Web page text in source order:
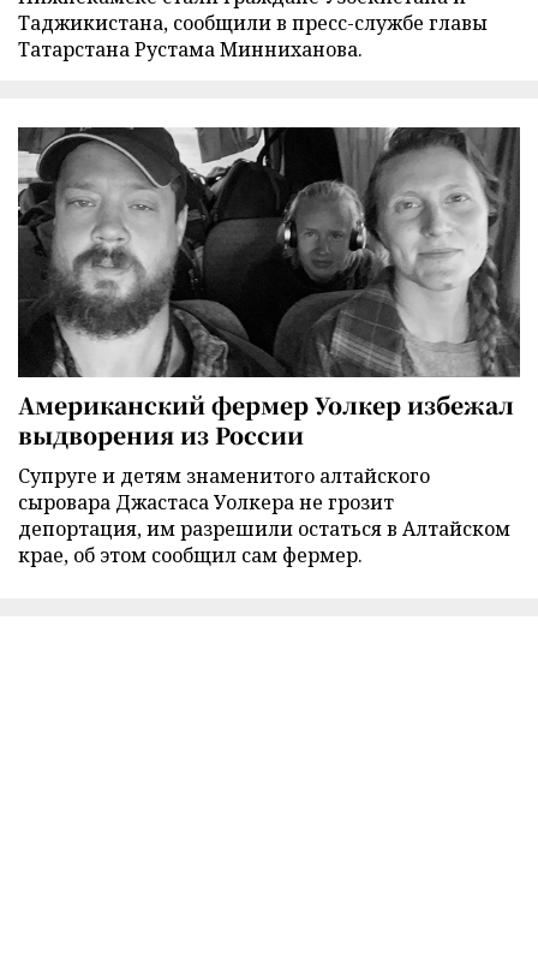
Таджикистана, сообщили в пресс-службе главы
Татарстана Рустама Минниханова.
Американский фермер Уолкер избежал
выдворения из России
Супруге и детям знаменитого алтайского
сыровара Джастаса Уолкера не грозит
депортация, им разрешили остаться в Алтайском
крае, об этом сообщил сам фермер.